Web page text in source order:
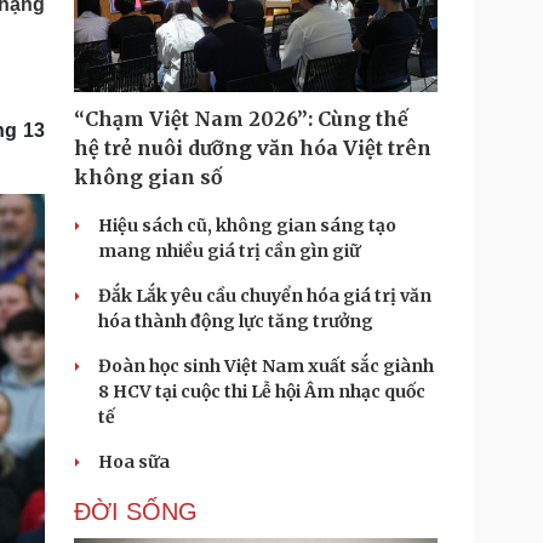
nghiệp 24h
Doanh nhân
Vì cộng đồng
Tin Công nghệ
Trải nghiệm
Chuyển đổi số
lịch
in
Podcast
Câu chuyện thời sự
Cửa sổ tình yêu
Kể chuyện cho bé
Hạt giống tâm hồn
13
“Chạm Việt Nam 2026”: Cùng thế
hệ trẻ nuôi dưỡng văn hóa Việt trên
không gian số
Hiệu sách cũ, không gian sáng tạo
mang nhiều giá trị cần gìn giữ
Đắk Lắk yêu cầu chuyển hóa giá trị văn
hóa thành động lực tăng trưởng
Đoàn học sinh Việt Nam xuất sắc giành
8 HCV tại cuộc thi Lễ hội Âm nhạc quốc
tế
Hoa sữa
ĐỜI SỐNG